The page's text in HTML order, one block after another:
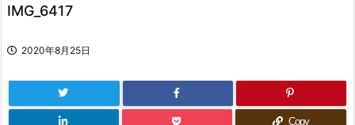
IMG_6417
2020年8月25日
Copy